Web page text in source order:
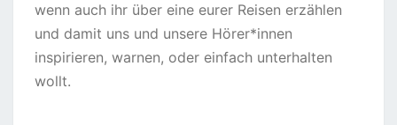
wenn auch ihr über eine eurer Reisen erzählen
und damit uns und unsere Hörer*innen
inspirieren, warnen, oder einfach unterhalten
wollt.